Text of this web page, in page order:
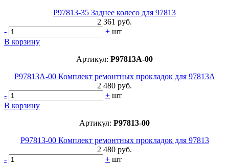
P97813-35 Заднее колесо для 97813
2 361 руб.
-
+ шт
В корзину
Артикул: P97813A-00
P97813A-00 Комплект ремонтных прокладок для 97813A
2 480 руб.
-
+ шт
В корзину
Артикул: P97813-00
P97813-00 Комплект ремонтных прокладок для 97813
2 480 руб.
-
+ шт